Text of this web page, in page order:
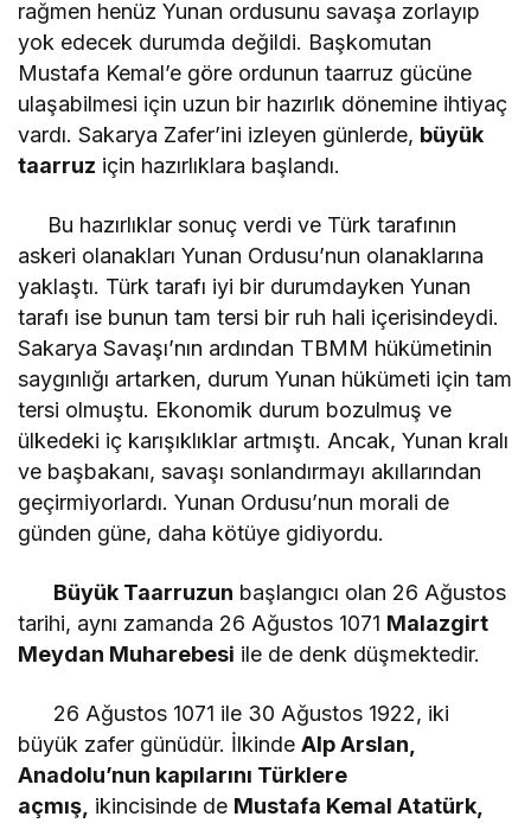
rağmen henüz Yunan ordusunu savaşa zorlayıp
yok edecek durumda değildi. Başkomutan
Mustafa Kemal’e göre ordunun taarruz gücüne
ulaşabilmesi için uzun bir hazırlık dönemine ihtiyaç
vardı. Sakarya Zafer’ini izleyen günlerde, büyük
taarruz için hazırlıklara başlandı.
Bu hazırlıklar sonuç verdi ve Türk tarafının
askeri olanakları Yunan Ordusu’nun olanaklarına
yaklaştı. Türk tarafı iyi bir durumdayken Yunan
tarafı ise bunun tam tersi bir ruh hali içerisindeydi.
Sakarya Savaşı’nın ardından TBMM hükümetinin
saygınlığı artarken, durum Yunan hükümeti için tam
tersi olmuştu. Ekonomik durum bozulmuş ve
ülkedeki iç karışıklıklar artmıştı. Ancak, Yunan kralı
ve başbakanı, savaşı sonlandırmayı akıllarından
geçirmiyorlardı. Yunan Ordusu’nun morali de
günden güne, daha kötüye gidiyordu.
Büyük Taarruzun başlangıcı olan 26 Ağustos
tarihi, aynı zamanda 26 Ağustos 1071 Malazgirt
Meydan Muharebesi ile de denk düşmektedir.
26 Ağustos 1071 ile 30 Ağustos 1922, iki
büyük zafer günüdür. İlkindeAlp Arslan,
Anadolu’nun kapılarını Türklere
açmış, ikincisinde de Mustafa Kemal Atatürk,